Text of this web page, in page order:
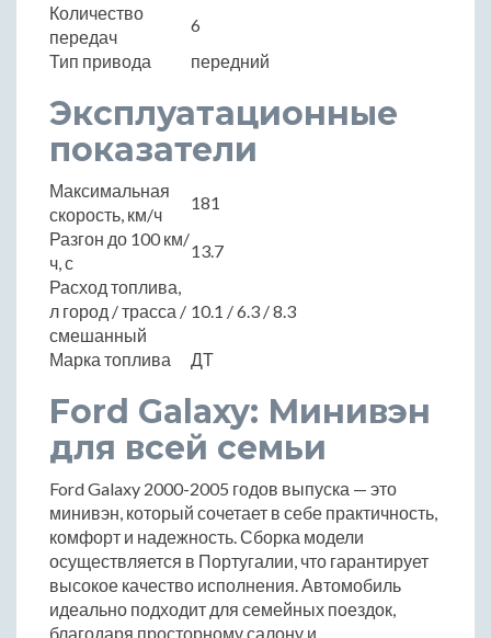
Количество
передач
6
Тип привода
передний
Эксплуатационные
показатели
Максимальная
скорость, км/ч
181
Разгон до 100 км/
ч, с
13.7
Расход топлива,
л город / трасса /
смешанный
10.1 / 6.3 / 8.3
Марка топлива ДТ
Ford Galaxy: Минивэн
для всей семьи
Ford Galaxy 2000-2005 годов выпуска — это
минивэн, который сочетает в себе практичность,
комфорт и надежность. Сборка модели
осуществляется в Португалии, что гарантирует
высокое качество исполнения. Автомобиль
идеально подходит для семейных поездок,
благодаря просторному салону и